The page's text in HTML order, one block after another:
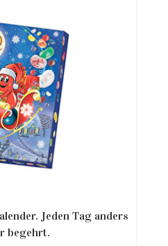
Jeden Tag anders
begehrt.